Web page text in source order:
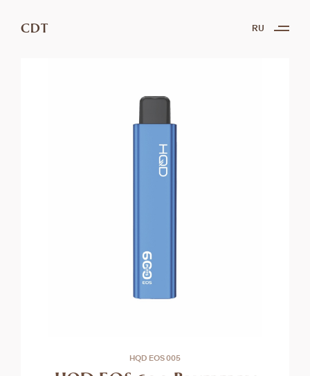
CDT RU
HQD EOS 005